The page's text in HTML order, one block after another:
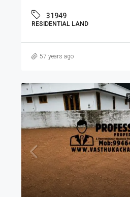
31949
RESIDENTIAL LAND
57 years ago